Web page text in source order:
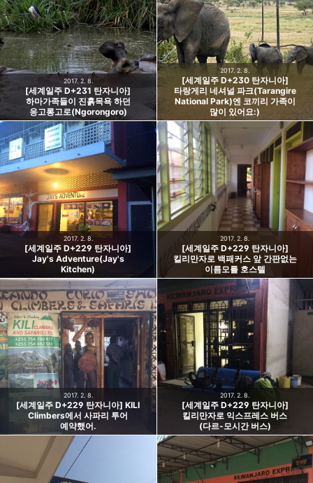
[세계일주 D+231 탄자니아]
하마가족들이 진흙목욕 하던
응고롱고로(Ngorongoro)
2017. 2. 8.
[세계일주 D+230 탄자니아]
타랑게리 네셔널 파크(Tarangire
National Park)엔 코끼리 가족이
많이 있어요:)
2017. 2. 8.
[세계일주 D+229 탄자니아]
Jay's Adventure(Jay's
Kitchen)
2017. 2. 8.
[세계일주 D+229 탄자니아]
킬리만자로 백패커스 앞 간판없는
이름모를 호스텔
2017. 2. 8.
[세계일주 D+229 탄자니아] KILI
Climbers에서 사파리 투어
예약했어.
2017. 2. 8.
[세계일주 D+229 탄자니아]
킬리만자로 익스프레스 버스
(다르-모시간 버스)
2017. 2. 8.